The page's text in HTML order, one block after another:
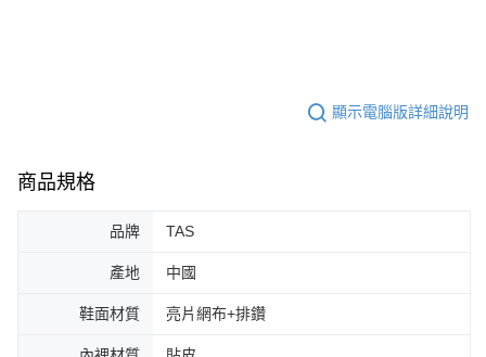
顯示電腦版詳細說明
商品規格
品牌 TAS
產地 中國
鞋面材質 亮片網布+排鑽